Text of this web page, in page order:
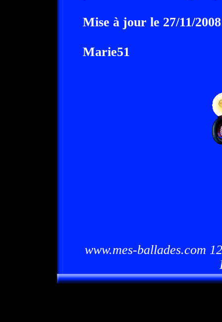
Mise à jour le 27/11/2008
Marie51
www.mes-ballades.com